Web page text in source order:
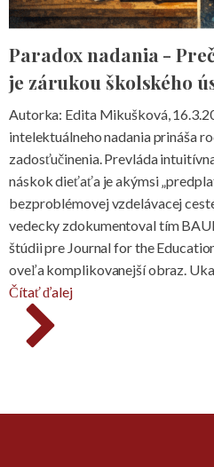
Paradox nadania -
je zárukou školského
Autorka: Edita Mikušková,
intelektuálneho nadania prináša
zadosťučinenia. Prevláda
náskok dieťaťa je akýmsi
bezproblémovej vzdelávacej
vedecky zdokumentoval tím
štúdii pre Journal for the
oveľa komplikovanejší obraz.
Čítať ďalej